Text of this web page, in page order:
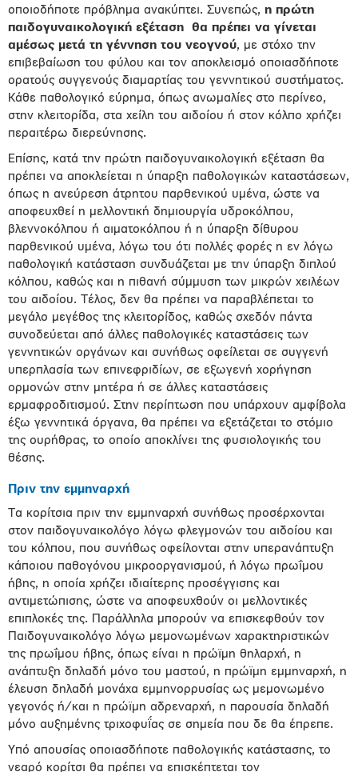
οποιοδήποτε πρόβλημα ανακύπτει. Συνεπώς, η πρώτη
παιδογυναικολογική εξέταση θα πρέπει να γίνεται
αμέσως μετά τη γέννηση του νεογνού, με στόχο την
επιβεβαίωση του φύλου και τον αποκλεισμό οποιασδήποτε
ορατούς συγγενούς διαμαρτίας του γεννητικού συστήματος.
Κάθε παθολογικό εύρημα, όπως ανωμαλίες στο περίνεο,
στην κλειτορίδα, στα χείλη του αιδοίου ή στον κόλπο χρήζει
περαιτέρω διερεύνησης.
Επίσης, κατά την πρώτη παιδογυναικολογική εξέταση θα
πρέπει να αποκλείεται η ύπαρξη παθολογικών καταστάσεων,
όπως η ανεύρεση άτρητου παρθενικού υμένα, ώστε να
αποφευχθεί η μελλοντική δημιουργία υδροκόλπου,
βλεννοκόλπου ή αιματοκόλπου ή η ύπαρξη δίθυρου
παρθενικού υμένα, λόγω του ότι πολλές φορές η εν λόγω
παθολογική κατάσταση συνδυάζεται με την ύπαρξη διπλού
κόλπου, καθώς και η πιθανή σύμμυση των μικρών χειλέων
του αιδοίου. Τέλος, δεν θα πρέπει να παραβλέπεται το
μεγάλο μεγέθος της κλειτορίδος, καθώς σχεδόν πάντα
συνοδεύεται από άλλες παθολογικές καταστάσεις των
γεννητικών οργάνων και συνήθως οφείλεται σε συγγενή
υπερπλασία των επινεφριδίων, σε εξωγενή χορήγηση
ορμονών στην μητέρα ή σε άλλες καταστάσεις
ερμαφροδιτισμού. Στην περίπτωση που υπάρχουν αμφίβολα
έξω γεννητικά όργανα, θα πρέπει να εξετάζεται το στόμιο
της ουρήθρας, το οποίο αποκλίνει της φυσιολογικής του
θέσης.
Πριν την εμμηναρχή
Τα κορίτσια πριν την εμμηναρχή συνήθως προσέρχονται
στον παιδογυναικολόγο λόγω φλεγμονών του αιδοίου και
του κόλπου, που συνήθως οφείλονται στην υπερανάπτυξη
κάποιου παθογόνου μικροοργανισμού, ή λόγω πρωΐμου
ήβης, η οποία χρήζει ιδιαίτερης προσέγγισης και
αντιμετώπισης, ώστε να αποφευχθούν οι μελλοντικές
επιπλοκές της. Παράλληλα μπορούν να επισκεφθούν τον
Παιδογυναικολόγο λόγω μεμονωμένων χαρακτηριστικών
της πρωΐμου ήβης, όπως είναι η πρώϊμη θηλαρχή, η
ανάπτυξη δηλαδή μόνο του μαστού, η πρώϊμη εμμηναρχή, η
έλευση δηλαδή μονάχα εμμηνορρυσίας ως μεμονωμένo
γεγονός ή/και η πρώϊμη αδρεναρχή, η παρουσία δηλαδή
μόνο αυξημένης τριχοφυḯας σε σημεία που δε θα έπρεπε.
Υπό απουσίας οποιασδήποτε παθολογικής κατάστασης, το
νεαρό κορίτσι θα πρέπει να επισκέπτεται τον